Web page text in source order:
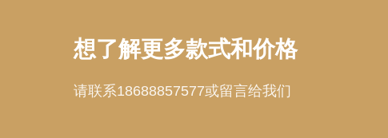
想了解更多款式和价格
请联系18688857577或留言给我们